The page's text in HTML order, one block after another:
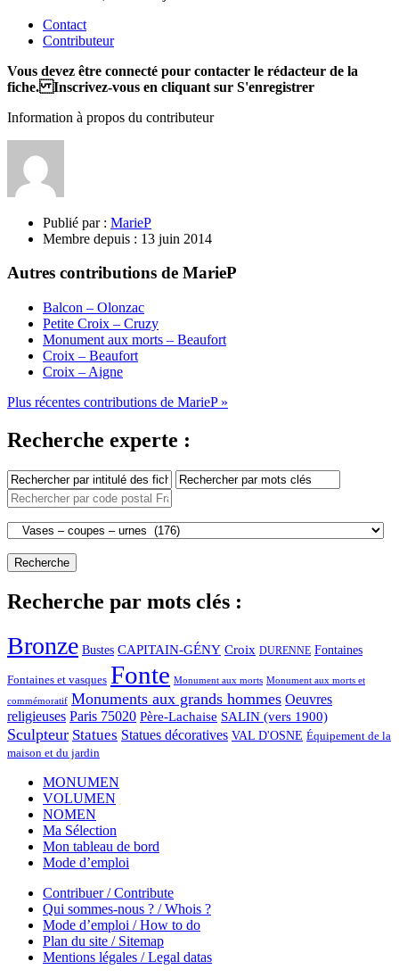
Contact
Contributeur
Vous devez être connecté pour contacter le rédacteur de la
fiche. Inscrivez-vous en cliquant sur S'enregistrer
Information à propos du contributeur
Publié par : MarieP
Membre depuis : 13 juin 2014
Autres contributions de MarieP
Balcon – Olonzac
Petite Croix – Cruzy
Monument aux morts – Beaufort
Croix – Beaufort
Croix – Aigne
Plus récentes contributions de MarieP »
Recherche experte :
Recherche par mots clés :
Bronze Bustes CAPITAIN-GÉNY Croix DURENNE Fontaines
Fontaines et vasques Fonte Monument aux morts Monument aux morts et
commémoratif Monuments aux grands hommes Oeuvres
religieuses Paris 75020 Père-Lachaise SALIN (vers 1900)
Sculpteur Statues Statues décoratives VAL D'OSNE Équipement de la
maison et du jardin
MONUMEN
VOLUMEN
NOMEN
Ma Sélection
Mon tableau de bord
Mode d’emploi
Contribuer / Contribute
Qui sommes-nous ? / Whois ?
Mode d’emploi / How to do
Plan du site / Sitemap
Mentions légales / Legal datas